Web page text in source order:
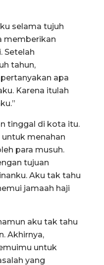
selama tujuh
memberikan
Setelah
tahun,
apa
Karena itulah
tinggal di kota itu.
menahan
para musuh.
tujuan
Aku tak tahu
jamaah haji
aku tak tahu
Akhirnya,
untuk
yang